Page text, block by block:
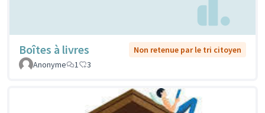
Boîtes à livres
Non retenue par le tri citoyen
Anonyme
1 3